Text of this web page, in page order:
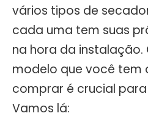
vários tipos de
cada uma tem suas
na hora da instalação.
modelo que você tem
comprar é crucial
Vamos lá: